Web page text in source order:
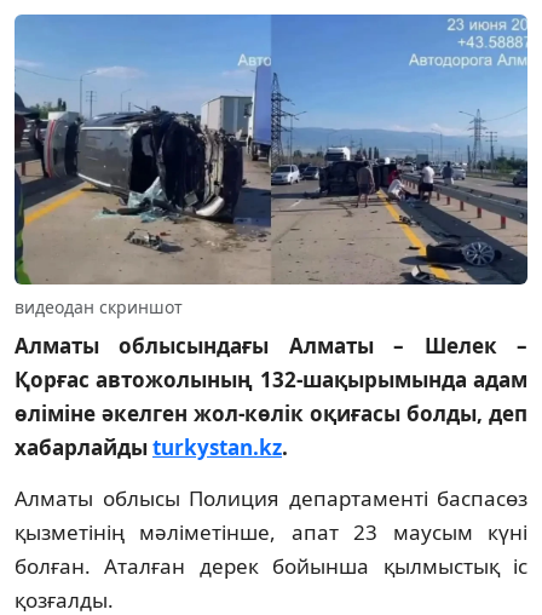
видеодан скриншот
Алматы облысындағы Алматы – Шелек –
Қорғас автожолының 132-шақырымында адам
өліміне әкелген жол-көлік оқиғасы болды, деп
хабарлайдыturkystan.kz.
Алматы облысы Полиция департаменті баспасөз
қызметінің мәліметінше, апат 23 маусым күні
болған. Аталған дерек бойынша қылмыстық іс
қозғалды.